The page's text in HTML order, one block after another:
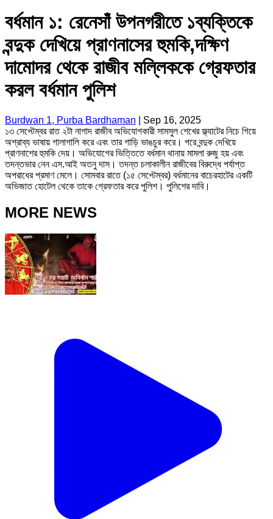
বর্ধমান ১: রেনেসাঁ উপনগরীতে ১ব্যক্তিকে
বন্দুক দেখিয়ে প্রাণনাসের হুমকি,দক্ষিণ
দামোদর থেকে রাজীব মল্লিককে গ্রেফতার
করল বর্ধমান পুলিশ
Burdwan 1, Purba Bardhaman
Sep 16, 2025
১৩ সেপ্টেম্বর রাত ২টা নাগাদ রাজীব অভিযোগকারী সামসুল শেখের ফ্ল্যাটের নিচে গিয়ে
অশ্রাব্য ভাষায় গালাগালি করে এবং তার গাড়ি ভাঙচুর করে। পরে বন্দুক দেখিয়ে
প্রাণনাশের হুমকি দেয়। অভিযোগের ভিত্তিতে বর্ধমান থানায় মামলা রুজু হয় এবং
তদন্তভার নেন এস.আই অতনু দাস। তদন্ত চলাকালীন রাজীবের বিরুদ্ধে পর্যাপ্ত
অপরাধের প্রমাণ মেলে। সোমবার রাতে (১৫ সেপ্টেম্বর) বর্ধমানের বাচেরহাটের একটি
অভিজাত হোটেল থেকে তাকে গ্রেফতার করে পুলিশ। পুলিশের দাবি।
MORE NEWS